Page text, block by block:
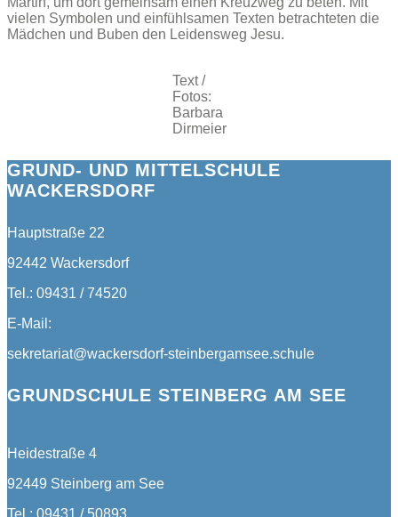
vielen Symbolen und einfühlsamen Texten betrachteten die
Mädchen und Buben den Leidensweg Jesu.
Text /
Fotos:
Barbara
Dirmeier
GRUND- UND MITTELSCHULE
WACKERSDORF
Hauptstraße 22
92442 Wackersdorf
Tel.: 09431 / 74520
E-Mail:
sekretariat@wackersdorf-steinbergamsee.schule
GRUNDSCHULE STEINBERG AM SEE
Heidestraße 4
92449 Steinberg am See
Tel.: 09431 / 50893